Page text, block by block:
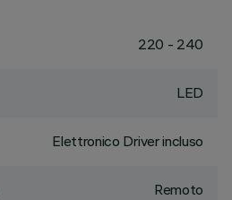
220 - 240
LED
Elettronico Driver incluso
Remoto